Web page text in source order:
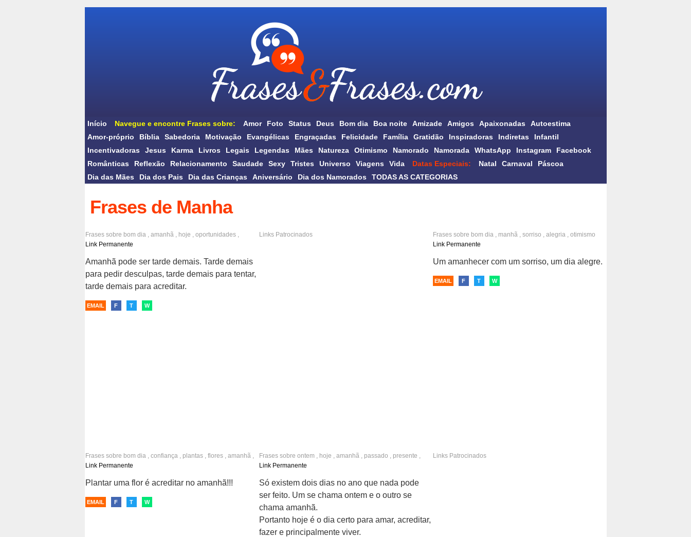
Início Navegue e encontre Frases sobre: Amor Foto Status Deus Bom dia Boa noite Amizade Amigos Apaixonadas
Autoestima
Amor-próprio
Bíblia Sabedoria Motivação Evangélicas Engraçadas Felicidade Família Gratidão Inspiradoras Indiretas
Infantil
Incentivadoras
Jesus Karma Livros Legais Legendas Mães Natureza Otimismo Namorado Namorada WhatsApp Instagram
Facebook
Românticas
Reflexão Relacionamento Saudade Sexy Tristes Universo Viagens Vida Datas Especiais: Natal Carnaval
Páscoa
Dia das Mães
Dia dos Pais Dia das Crianças Aniversário Dia dos Namorados TODAS AS CATEGORIAS
Frases de Manha
Frases sobre bom dia, amanhã, hoje , oportunidades,
atitude,fazer acontecer
Link Permanente
Amanhã pode ser tarde demais. Tarde demais
para pedir desculpas, tarde demais para tentar,
tarde demais para acreditar.
EMAIL F T W
Links Patrocinados Frases sobre bom dia, manhã, sorriso , alegria, otimismo
Link Permanente
Um amanhecer com um sorriso, um dia alegre.
EMAIL F T W
Frases sobre bom dia, confiança, plantas, flores, amanhã,
fé
Link Permanente
Plantar uma flor é acreditar no amanhã!!!
EMAIL F T W
Frases sobre ontem , hoje , amanhã, passado , presente ,
futuro,atitude,iniciativa
Link Permanente
Só existem dois dias no ano que nada pode
ser feito. Um se chama ontem e o outro se
chama amanhã.
Portanto hoje é o dia certo para amar, acreditar,
fazer e principalmente viver.
Links Patrocinados